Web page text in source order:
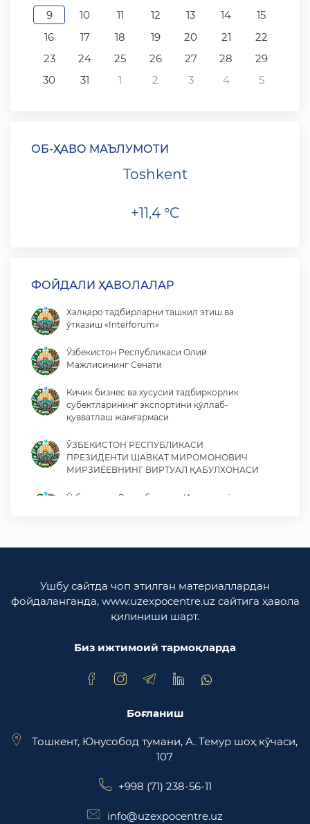
9
10 11 12 13 14
15
16
17 18 19 20 21
22
23
24 25 26 27 28
29
30
31 1 2 3 4 5
ОБ-ҲАВО МАЪЛУМОТИ
Toshkent
+11,4 °C
ФОЙДАЛИ ҲАВОЛАЛАР
Халқаро тадбирларни ташкил этиш ва
ўтказиш «Interforum»
Ўзбекистон Республикаси Олий
Мажлисининг Сенати
Кичик бизнес ва хусусий тадбиркорлик
субектларининг экспортини қўллаб-
қувватлаш жамғармаси
ЎЗБЕКИСТОН РЕСПУБЛИКАСИ
ПРЕЗИДЕНТИ ШАВКАТ МИРОМОНОВИЧ
МИРЗИЁЕВНИНГ ВИРТУАЛ ҚАБУЛХОНАСИ
Ўзбекистон Республикаси Иқтисодиёт ва
вазирлиги
Қонунчилик палатаси
Ўзбекистон Республикаси Адлия вазирлиги
Trade Uzbekistan миллий экспортбоп савдо
Ушбу сайтда чоп этилган материаллардан
фойдаланганда, www.uzexpocentre.uz сайтига ҳавола
қилиниши шарт.
Биз ижтимоий тармоқларда
Боғланиш
Тошкент, Юнусобод тумани, А. Темур шоҳ кўчаси,
107
+998 (71) 238-56-11
info@uzexpocentre.uz